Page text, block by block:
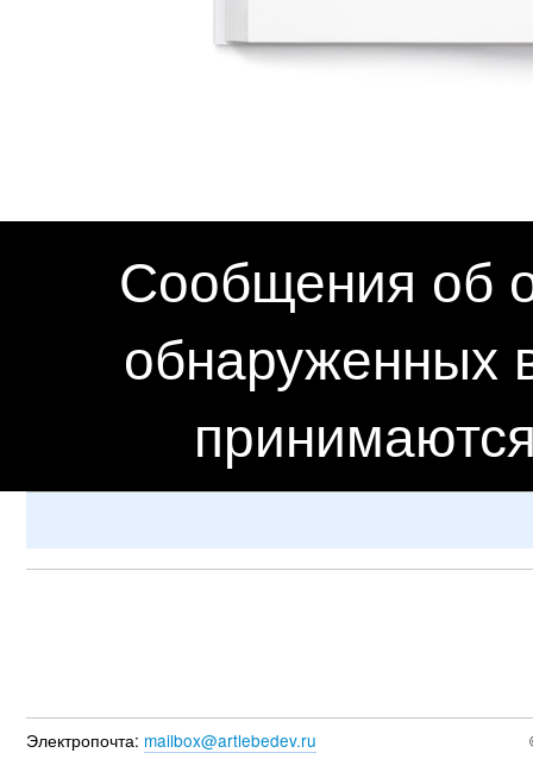
Сообщения об
обнаруженных
Электропочта: mailbox@artlebedev.ru